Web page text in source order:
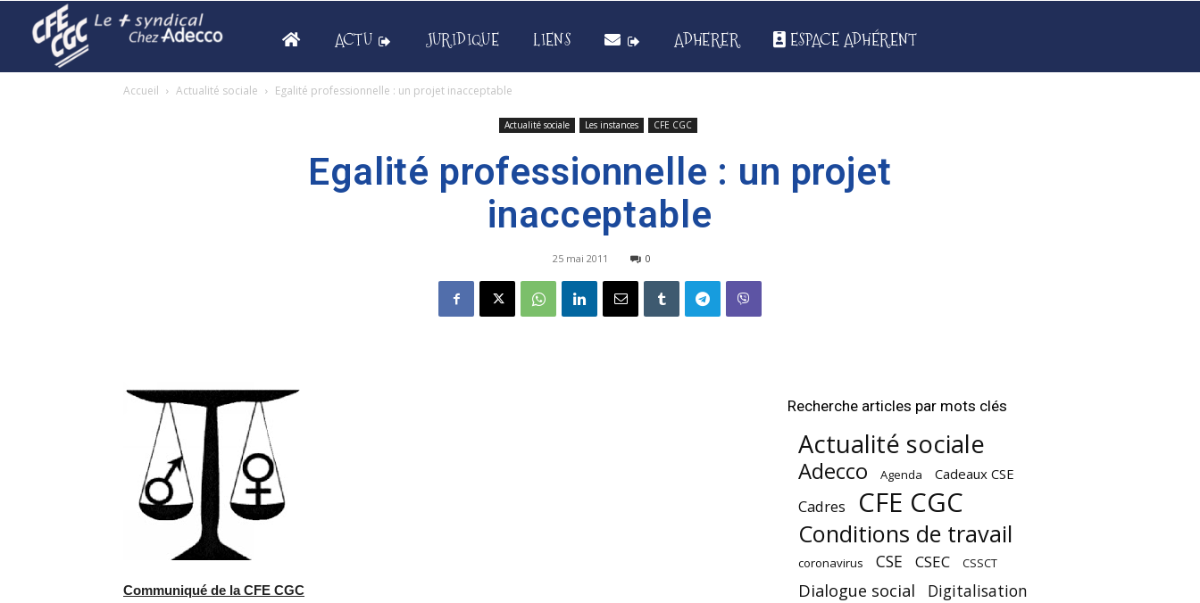
ACTU JURIDIQUE LIENS ADHERER ESPACE ADHÉRENT
Accueil Actualité sociale Egalité professionnelle : un projet inacceptable
Actualité sociale Les instances CFE CGC
Egalité professionnelle : un projet
inacceptable
25 mai 2011 0
Communiqué de la CFE CGC
Recherche articles par mots clés
Actualité sociale
Adecco Agenda Cadeaux CSE
Cadres CFE CGC
Conditions de travail
coronavirus CSE CSEC CSSCT
Dialogue social Digitalisation